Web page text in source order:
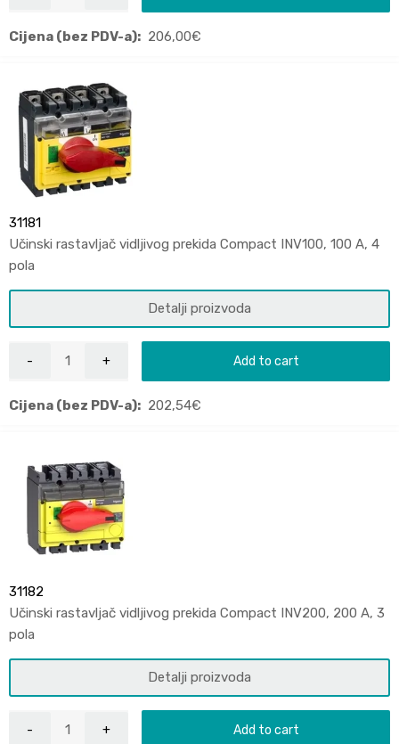
Cijena (bez PDV-a): 206,00€
31181
Učinski rastavljač vidljivog prekida Compact INV100, 100 A, 4
pola
Detalji proizvoda
Add to cart
Cijena (bez PDV-a): 202,54€
31182
Učinski rastavljač vidljivog prekida Compact INV200, 200 A, 3
pola
Detalji proizvoda
Add to cart